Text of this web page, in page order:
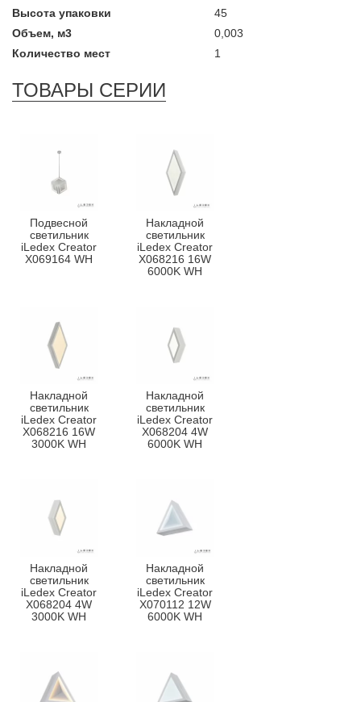
Высота упаковки
45
Объем, м3
0,003
Количество мест
1
ТОВАРЫ СЕРИИ
Подвесной
светильник
iLedex Creator
X069164 WH
Накладной
светильник
iLedex Creator
X068216 16W
6000K WH
Накладной
светильник
iLedex Creator
X068216 16W
3000K WH
Накладной
светильник
iLedex Creator
X068204 4W
6000K WH
Накладной
светильник
iLedex Creator
X068204 4W
3000K WH
Накладной
светильник
iLedex Creator
X070112 12W
6000K WH